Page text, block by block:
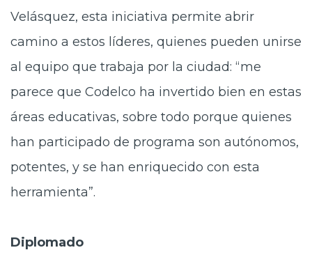
Velásquez, esta iniciativa permite abrir
camino a estos líderes, quienes pueden unirse
al equipo que trabaja por la ciudad: “me
parece que Codelco ha invertido bien en estas
áreas educativas, sobre todo porque quienes
han participado de programa son autónomos,
potentes, y se han enriquecido con esta
herramienta”.
Diplomado